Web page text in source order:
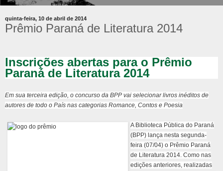
quinta-feira, 10 de abril de 2014
Prêmio Paraná de Literatura 2014
Inscrições abertas para o Prêmio
Paraná de Literatura 2014
Em sua terceira edição, o concurso da BPP vai selecionar livros inéditos de
autores de todo o País nas categorias Romance, Contos e Poesia
A Biblioteca Pública do Paraná
(BPP) lança nesta segunda-
feira (07/04) o Prêmio Paraná
de Literatura 2014. Como nas
edições anteriores, realizadas